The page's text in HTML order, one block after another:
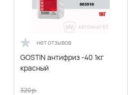
нет отзывов
GOSTIN антифриз -40 1кг
красный
320р.